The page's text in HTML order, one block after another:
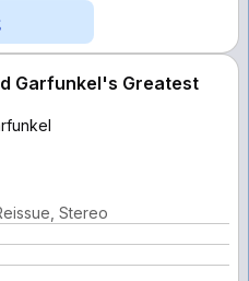
Garfunkel's Greatest
Stereo